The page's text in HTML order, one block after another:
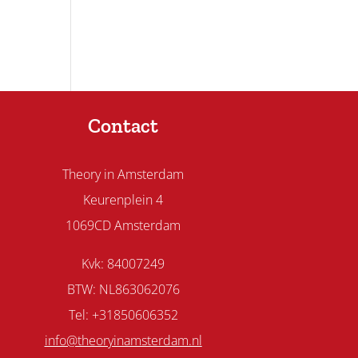
Contact
Theory in Amsterdam
Keurenplein 4
1069CD Amsterdam
Kvk: 84007249
BTW: NL863062076
Tel: +31850606352
info@theoryinamsterdam.nl